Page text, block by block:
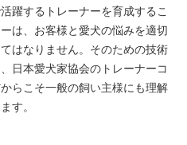
躍するトレーナーを育成するこ
は、お客様と愛犬の悩みを適切
はなりません。そのための技術
日本愛犬家協会のトレーナーコ
らこそ一般の飼い主様にも理解
す。